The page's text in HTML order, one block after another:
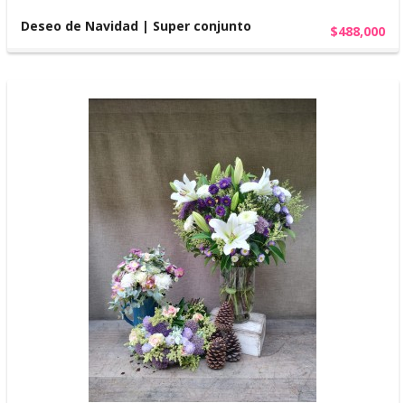
Deseo de Navidad | Super conjunto $488,000